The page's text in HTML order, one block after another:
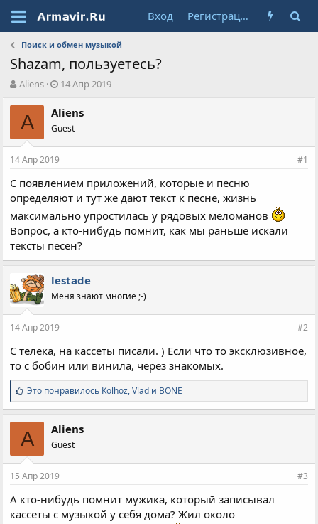
Вход Регистрация
Поиск и обмен музыкой
Shazam, пользуетесь?
А
т
о
т
е
ы
Aliens
Д
т
н
а
л
а
14 Апр 2019
A Aliens
Guest
14 Апр 2019 #1
С появлением приложений, которые и песню
определяют и тут же дают текст к песне, жизнь
максимально упростилась у рядовых меломанов
Вопрос, а кто-нибудь помнит, как мы раньше искали
тексты песен?
lestade
Меня знают многие ;-)
14 Апр 2019 #2
С телека, на кассеты писали. ) Если что то эксклюзивное,
то с бобин или винила, через знакомых.
С
и
м
п
а
т
и
:
Это понравилось Kolhoz,Vlad и BONE
A Aliens
Guest
15 Апр 2019 #3
А кто-нибудь помнит мужика, который записывал
кассеты с музыкой у себя дома? Жил около